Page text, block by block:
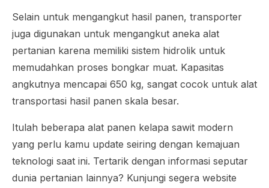
Selain untuk mengangkut hasil panen, transporter
juga digunakan untuk mengangkut aneka alat
pertanian karena memiliki sistem hidrolik untuk
memudahkan proses bongkar muat. Kapasitas
angkutnya mencapai 650 kg, sangat cocok untuk alat
transportasi hasil panen skala besar.
Itulah beberapa alat panen kelapa sawit modern
yang perlu kamu update seiring dengan kemajuan
teknologi saat ini. Tertarik dengan informasi seputar
dunia pertanian lainnya? Kunjungi segera website